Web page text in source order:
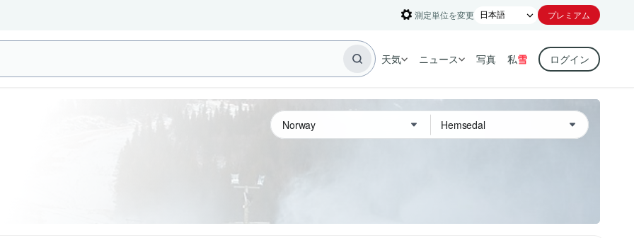
測定単位を変更 プレミアム
天気 ニュース 写真 私雪 ログイン